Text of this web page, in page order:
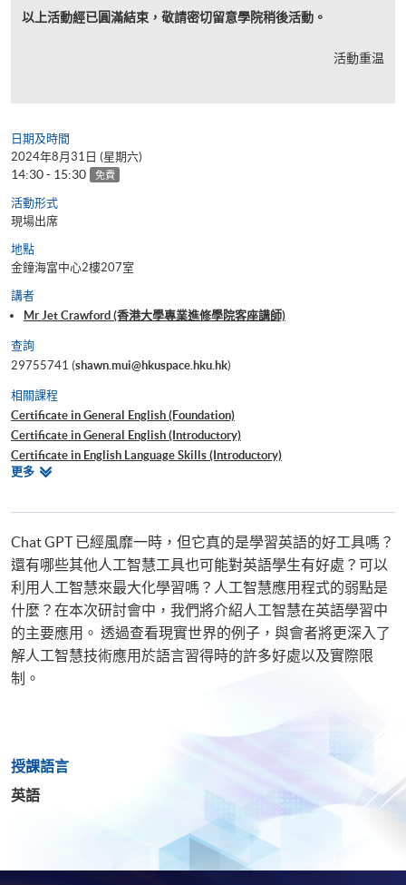
以上活動經已圓滿結束，敬請密切留意學院稍後活動。
活動重温
日期及時間
2024年8月31日 (星期六)
14:30 - 15:30 免費
活動形式
現場出席
地點
金鐘海富中心2樓207室
講者
Mr Jet Crawford (香港大學專業進修學院客座講師)
查詢
29755741 (shawn.mui@hkuspace.hku.hk)
相關課程
Certificate in General English (Foundation)
Certificate in General English (Introductory)
Certificate in English Language Skills (Introductory)
Certificate in General English (Intermediate)
Certificate in General English (Upper Intermediate)
Certificate in General English (Advanced)
Diploma in General English
Advanced Diploma in General English
Certificate in Business English Usage
Certificate in Advanced Business English
Diploma in Professional Communication (Financial Services)
Certificate in IELTS Preparation for Academic and Professional Purposes
更多相
Chat GPT 已經風靡一時，但它真的是學習英語的好工具嗎？
還有哪些其他人工智慧工具也可能對英語學生有好處？可以
利用人工智慧來最大化學習嗎？人工智慧應用程式的弱點是
什麼？在本次研討會中，我們將介紹人工智慧在英語學習中
的主要應用。 透過查看現實世界的例子，與會者將更深入了
解人工智慧技術應用於語言習得時的許多好處以及實際限
制。
授課語言
英語